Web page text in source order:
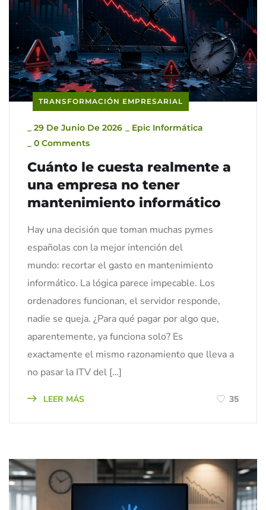
TRANSFORMACIÓN EMPRESARIAL
29 De Junio De 2026
Epic Informática
0 Comments
Cuánto le cuesta realmente a
una empresa no tener
mantenimiento informático
Hay una decisión que toman muchas pymes
españolas con la mejor intención del
mundo: recortar el gasto en mantenimiento
informático. La lógica parece impecable. Los
ordenadores funcionan, el servidor responde,
nadie se queja. ¿Para qué pagar por algo que,
aparentemente, ya funciona solo? Es
exactamente el mismo razonamiento que lleva a
no pasar la ITV del […]
LEER MÁS 35